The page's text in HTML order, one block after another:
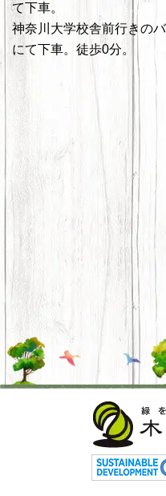
て下車。
神奈川大学校舎前行きの
にて下車。徒歩0分。